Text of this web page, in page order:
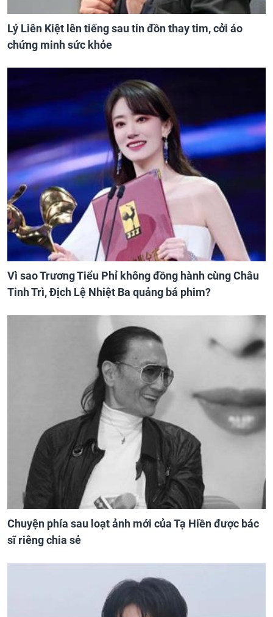
Lý Liên Kiệt lên tiếng sau tin đồn thay tim, cởi áo
chứng minh sức khỏe
Vì sao Trương Tiểu Phỉ không đồng hành cùng Châu
Tinh Trì, Địch Lệ Nhiệt Ba quảng bá phim?
Chuyện phía sau loạt ảnh mới của Tạ Hiền được bác
sĩ riêng chia sẻ